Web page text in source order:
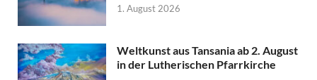
1. August 2026
Weltkunst aus Tansania ab 2. August
in der Lutherischen Pfarrkirche